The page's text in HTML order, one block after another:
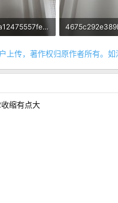
ea08d1d90a2b0a12475557fe7ad1660a.jpeg
上传，著作权归原作者所有。
缩有点大